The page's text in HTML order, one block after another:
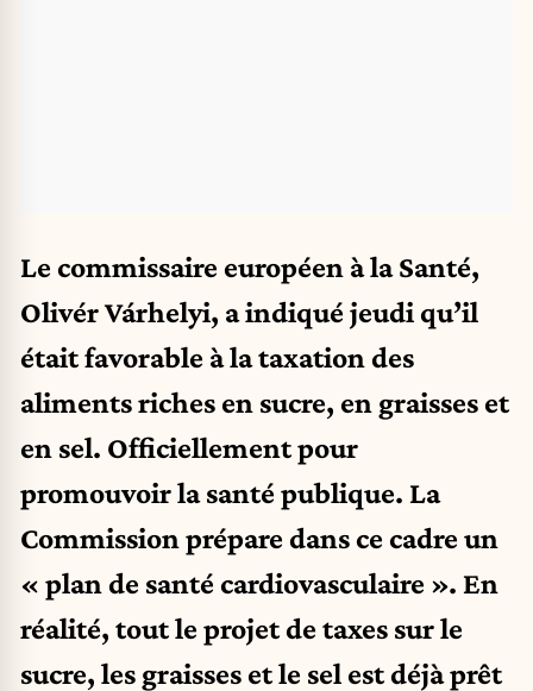
Le commissaire européen à la Santé,
Olivér Várhelyi, a indiqué jeudi qu’il
était favorable à la taxation des
aliments riches en sucre, en graisses et
en sel. Officiellement pour
promouvoir la santé publique. La
Commission prépare dans ce cadre un
« plan de santé cardiovasculaire ». En
réalité, tout le projet de taxes sur le
sucre, les graisses et le sel est déjà prêt